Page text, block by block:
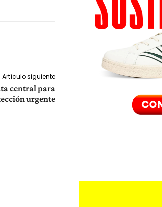
Artículo siguiente
central para
urgente